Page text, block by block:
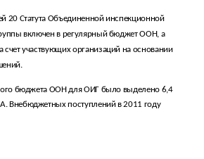
20 Статута Объединенной инспекционной
включен в регулярный бюджет ООН, а
участвующих организаций на основании
бюджета ООН для ОИГ было выделено 6,4
Внебюджетных поступлений в 2011 году